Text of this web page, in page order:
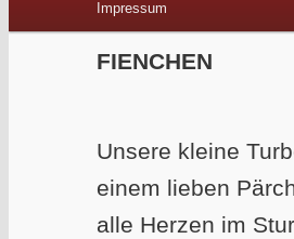
Impressum
FIENCHEN
Unsere kleine
einem lieben
alle Herzen im